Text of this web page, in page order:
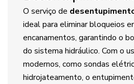
O serviço de
ideal para eliminar bloqueios
encanamentos, garantindo o
do sistema hidráulico. Com o
modernos, como sondas
hidrojateamento, o